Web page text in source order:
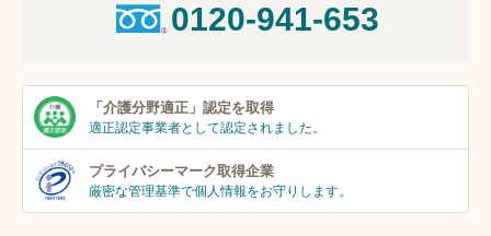
0120-941-653
「介護分野適正」 認定を取得
適正認定事業者として認定されました。
プライバシーマーク取得企業
厳密な管理基準で個人情報をお守りします。